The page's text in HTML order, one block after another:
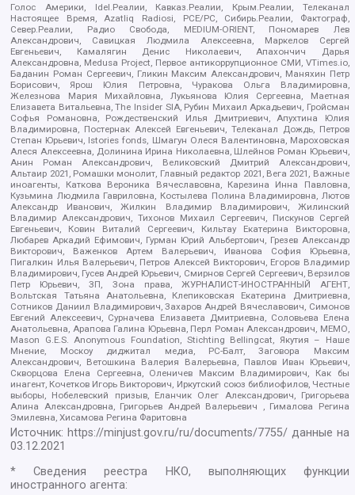
Голос Америки, Idel.Реалии, Кавказ.Реалии, Крым.Реалии, Телеканал
Настоящее Время, Azatliq Radiosi, PCE/PC, Сибирь.Реалии, Фактограф,
Север.Реалии, Радио Свобода, MEDIUM-ORIENT, Пономарев Лев
Александрович, Савицкая Людмила Алексеевна, Маркелов Сергей
Евгеньевич, Камалягин Денис Николаевич, Апахончич Дарья
Александровна, Medusa Project, Первое антикоррупционное СМИ, VTimes.io,
Баданин Роман Сергеевич, Гликин Максим Александрович, Маняхин Петр
Борисович, Ярош Юлия Петровна, Чуракова Ольга Владимировна,
Железнова Мария Михайловна, Лукьянова Юлия Сергеевна, Маетная
Елизавета Витальевна, The Insider SIA, Рубин Михаил Аркадьевич, Гройсман
Софья Романовна, Рождественский Илья Дмитриевич, Апухтина Юлия
Владимировна, Постернак Алексей Евгеньевич, Телеканал Дождь, Петров
Степан Юрьевич, Istories fonds, Шмагун Олеся Валентиновна, Мароховская
Алеся Алексеевна, Долинина Ирина Николаевна, Шлейнов Роман Юрьевич,
Анин Роман Александрович, Великовский Дмитрий Александрович,
Альтаир 2021, Ромашки монолит, Главный редактор 2021, Вега 2021, Важные
иноагенты, Каткова Вероника Вячеславовна, Карезина Инна Павловна,
Кузьмина Людмила Гавриловна, Костылева Полина Владимировна, Лютов
Александр Иванович, Жилкин Владимир Владимирович, Жилинский
Владимир Александрович, Тихонов Михаил Сергеевич, Пискунов Сергей
Евгеньевич, Ковин Виталий Сергеевич, Кильтау Екатерина Викторовна,
Любарев Аркадий Ефимович, Гурман Юрий Альбертович, Грезев Александр
Викторович, Важенков Артем Валерьевич, Иванова София Юрьевна,
Пигалкин Илья Валерьевич, Петров Алексей Викторович, Егоров Владимир
Владимирович, Гусев Андрей Юрьевич, Смирнов Сергей Сергеевич, Верзилов
Петр Юрьевич, ЗП, Зона права, ЖУРНАЛИСТ-ИНОСТРАННЫЙ АГЕНТ,
Вольтская Татьяна Анатольевна, Клепиковская Екатерина Дмитриевна,
Сотников Даниил Владимирович, Захаров Андрей Вячеславович, Симонов
Евгений Алексеевич, Сурначева Елизавета Дмитриевна, Соловьева Елена
Анатольевна, Арапова Галина Юрьевна, Перл Роман Александрович, МЕМО,
Mason G.E.S. Anonymous Foundation, Stichting Bellingcat, Якутия – Наше
Мнение, Москоу диджитал медиа, РС-Балт, Заговора Максим
Александрович, Ветошкина Валерия Валерьевна, Павлов Иван Юрьевич,
Скворцова Елена Сергеевна, Оленичев Максим Владимирович, Как бы
инагент, Кочетков Игорь Викторович, Иркутский союз библиофилов, Честные
выборы, Нобелевский призыв, Еланчик Олег Александрович, Григорьева
Алина Александровна, Григорьев Андрей Валерьевич , Гималова Регина
Эмилевна, Хисамова Регина Фаритовна
Источник: https://minjust.gov.ru/ru/documents/7755/ данные на
03.12.2021
* Сведения реестра НКО, выполняющих функции
иностранного агента: